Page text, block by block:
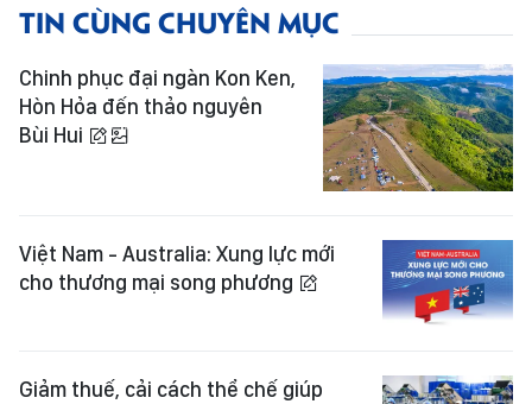
TIN CÙNG CHUYÊN MỤC
Chinh phục đại ngàn Kon Ken,
Hòn Hỏa đến thảo nguyên
Bùi Hui
Việt Nam - Australia: Xung lực mới
cho thương mại song phương
Giảm thuế, cải cách thể chế giúp